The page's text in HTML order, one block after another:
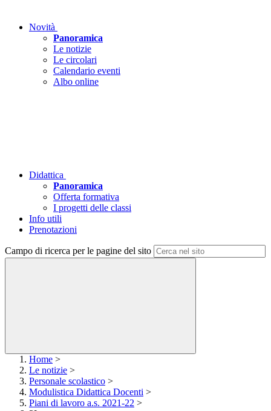
Novità
Panoramica
Le notizie
Le circolari
Calendario eventi
Albo online
Didattica
Panoramica
Offerta formativa
I progetti delle classi
Info utili
Prenotazioni
Campo di ricerca per le pagine del sito
Home >
Le notizie >
Personale scolastico >
Modulistica Didattica Docenti >
Piani di lavoro a.s. 2021-22 >